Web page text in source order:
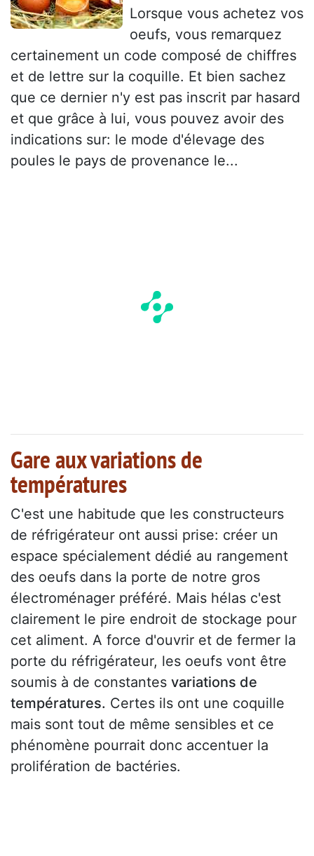
Lorsque vous achetez vos
oeufs, vous remarquez
certainement un code composé de chiffres
et de lettre sur la coquille. Et bien sachez
que ce dernier n'y est pas inscrit par hasard
et que grâce à lui, vous pouvez avoir des
indications sur: le mode d'élevage des
poules le pays de provenance le...
Gare aux variations de
températures
C'est une habitude que les constructeurs
de réfrigérateur ont aussi prise: créer un
espace spécialement dédié au rangement
des oeufs dans la porte de notre gros
électroménager préféré. Mais hélas c'est
clairement le pire endroit de stockage pour
cet aliment. A force d'ouvrir et de fermer la
porte du réfrigérateur, les oeufs vont être
soumis à de constantes variations de
températures. Certes ils ont une coquille
mais sont tout de même sensibles et ce
phénomène pourrait donc accentuer la
prolifération de bactéries.